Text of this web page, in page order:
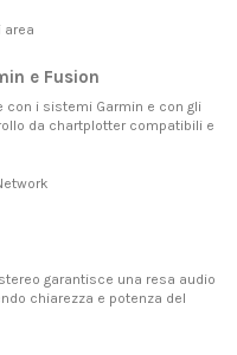
area
e Fusion
con i sistemi Garmin e con gli
da chartplotter compatibili e
garantisce una resa audio
chiarezza e potenza del